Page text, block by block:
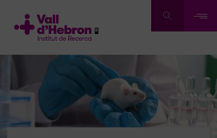
contenido